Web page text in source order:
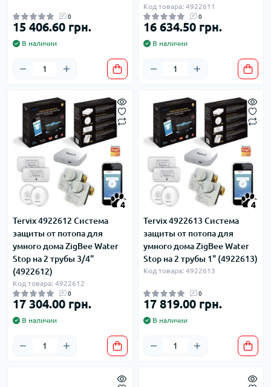
0
15 406.60 грн.
В наличии
Код товара: 4922611
0
16 634.50 грн.
В наличии
4
Tervix 4922612 Система
защиты от потопа для
умного дома ZigBee Water
Stop на 2 трубы 3/4"
(4922612)
Код товара: 4922612
0
17 304.00 грн.
В наличии
4
Tervix 4922613 Система
защиты от потопа для
умного дома ZigBee Water
Stop на 2 трубы 1" (4922613)
Код товара: 4922613
0
17 819.00 грн.
В наличии